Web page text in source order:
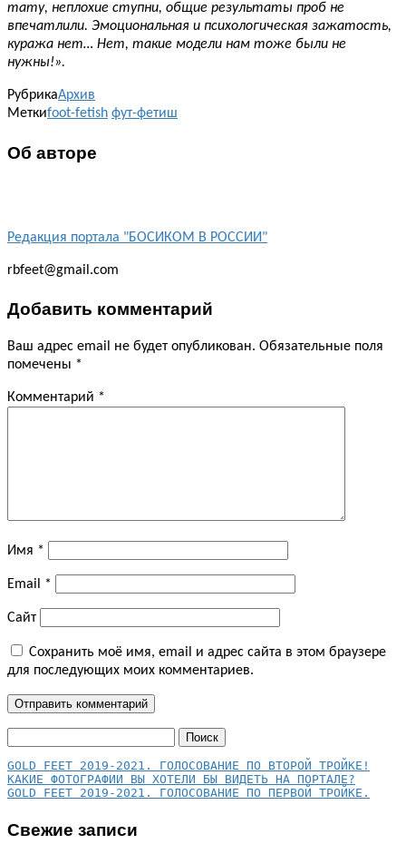
тату, неплохие ступни, общие результаты проб не
впечатлили. Эмоциональная и психологическая зажатость,
куража нет… Нет, такие модели нам тоже были не
нужны!».
РубрикаАрхив
Меткиfoot-fetish фут-фетиш
Об авторе
Редакция портала "БОСИКОМ В РОССИИ"
rbfeet@gmail.com
Добавить комментарий
Ваш адрес email не будет опубликован. Обязательные поля
помечены *
Комментарий *
Имя *
Email *
Сайт
Сохранить моё имя, email и адрес сайта в этом браузере
для последующих моих комментариев.
КАКИЕ ФОТОГРАФИИ ВЫ ХОТЕЛИ БЫ ВИДЕТЬ НА ПОРТАЛЕ?
GOLD FEET 2019-2021. ГОЛОСОВАНИЕ ПО ПЕРВОЙ ТРОЙКЕ.
Свежие записи